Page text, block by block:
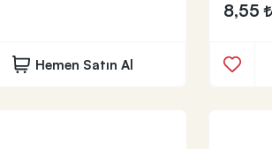
Hemen Satın Al
8,55